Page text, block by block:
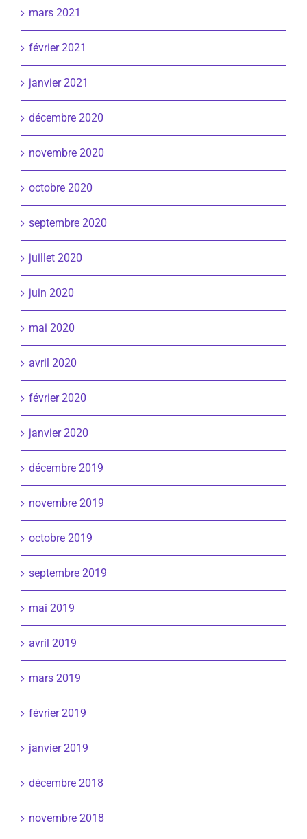
mars 2021
février 2021
janvier 2021
décembre 2020
novembre 2020
octobre 2020
septembre 2020
juillet 2020
juin 2020
mai 2020
avril 2020
février 2020
janvier 2020
décembre 2019
novembre 2019
octobre 2019
septembre 2019
mai 2019
avril 2019
mars 2019
février 2019
janvier 2019
décembre 2018
novembre 2018